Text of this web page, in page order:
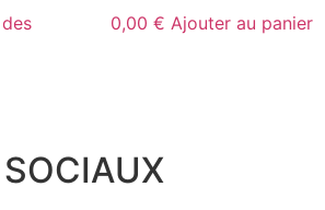
du
produit
0,00€ Ajouter au panier